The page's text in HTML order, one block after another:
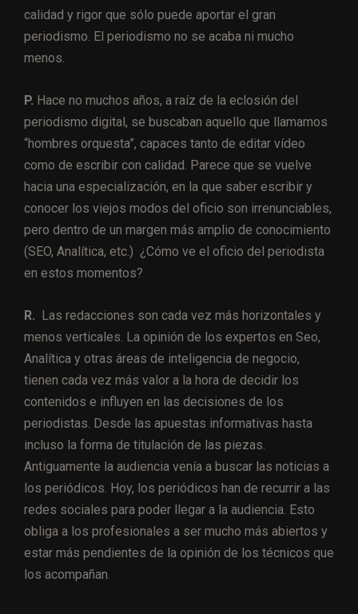
calidad y rigor que sólo puede aportar el gran
periodismo. El periodismo no se acaba ni mucho
menos.
P. Hace no muchos años, a raíz de la eclosión del
periodismo digital, se buscaban aquello que llamamos
“hombres orquesta”, capaces tanto de editar vídeo
como de escribir con calidad. Parece que se vuelve
hacia una especialización, en la que saber escribir y
conocer los viejos modos del oficio son irrenunciables,
pero dentro de un margen más amplio de conocimiento
(SEO, Analítica, etc.) ¿Cómo ve el oficio del periodista
en estos momentos?
R. Las redacciones son cada vez más horizontales y
menos verticales. La opinión de los expertos en Seo,
Analítica y otras áreas de inteligencia de negocio,
tienen cada vez más valor a la hora de decidir los
contenidos e influyen en las decisiones de los
periodistas. Desde las apuestas informativas hasta
incluso la forma de titulación de las piezas.
Antiguamente la audiencia venía a buscar las noticias a
los periódicos. Hoy, los periódicos han de recurrir a las
redes sociales para poder llegar a la audiencia. Esto
obliga a los profesionales a ser mucho más abiertos y
estar más pendientes de la opinión de los técnicos que
los acompañan.